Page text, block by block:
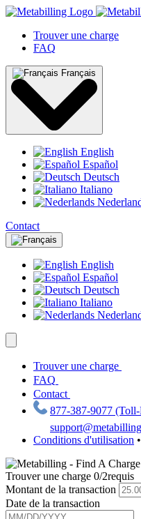
Trouver une charge
FAQ
Français
English
Español
Deutsch
Italiano
Contact
English
Español
Deutsch
Italiano
Trouver une charge
FAQ
Contact
877-387-9077 (Toll-
Conditions d'utilisation •
Trouver une charge 0/2requis
Montant de la transaction
Date de la transaction